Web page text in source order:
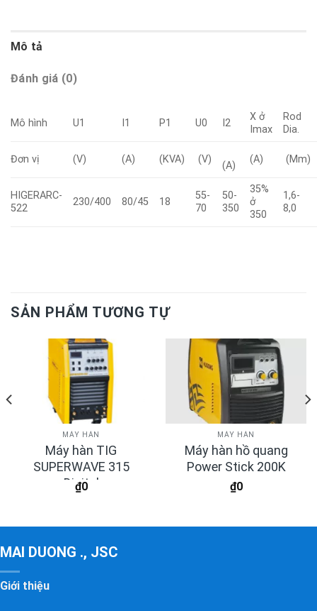
Mô tả
Đánh giá (0)
Mô hình U1 I1 P1 U0 I2
X ở
Imax
Rod
Dia.
Đơn vị (V) (A) (KVA) (V)
(A)
(A) (Mm)
HIGERARC-
522
230/400 80/45 18
55-
70
50-
350
35%
ở
350
1,6-
8,0
SẢN PHẨM TƯƠNG TỰ
MÁY HÀN
Máy hàn TIG
SUPERWAVE 315
Digital
₫0
MÁY HÀN
Máy hàn hồ quang
Power Stick 200K
₫0
MAI DUONG ., JSC
Giới thiệu